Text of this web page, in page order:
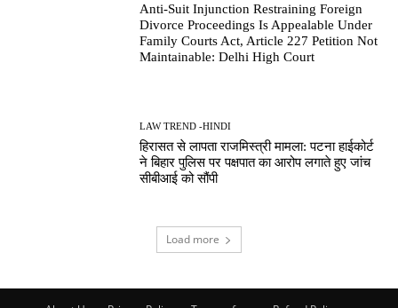
Anti-Suit Injunction Restraining Foreign
Divorce Proceedings Is Appealable Under
Family Courts Act, Article 227 Petition Not
Maintainable: Delhi High Court
LAW TREND -HINDI
हिरासत से लापता राजमिस्त्री मामला: पटना हाईकोर्ट
ने बिहार पुलिस पर पक्षपात का आरोप लगाते हुए जांच
सीबीआई को सौंपी
Load more